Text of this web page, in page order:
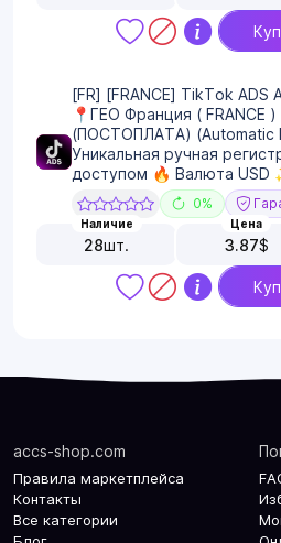
[FR] [FRANCE] TikTok ADS
📍ГЕО Франция ( FRANCE
(ПОСТОПЛАТА) (Automatic
Уникальная ручная
доступом 🔥 Валюта USD
0%
Наличие
28шт.
Цена
3.87$
accs-shop.com
Правила маркетплейса
Контакты
Все категории